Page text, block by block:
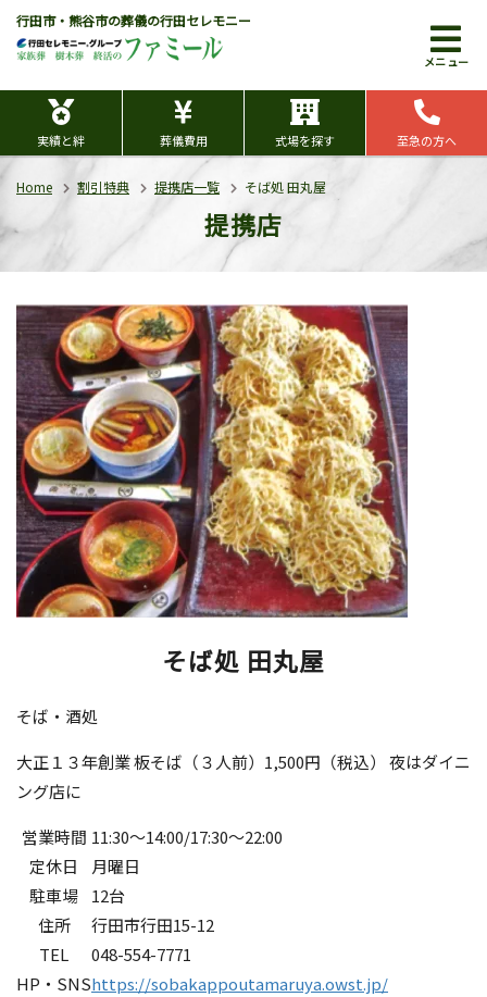
行田市・熊谷市の葬儀の行田セレモニー
メニュー
実績と絆 葬儀費用 式場を探す 至急の方へ
Home 割引特典 提携店一覧 そば処 田丸屋
提携店
そば処 田丸屋
そば・酒処
大正１３年創業 板そば（３人前）1,500円（税込） 夜はダイニ
ング店に
営業時間 11:30～14:00/17:30～22:00
定休日
月曜日
駐車場
12台
住所
行田市行田15-12
TEL
048-554-7771
HP・SNShttps://sobakappoutamaruya.owst.jp/